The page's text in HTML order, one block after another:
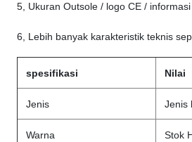
5, Ukuran Outsole / logo CE /
6, Lebih banyak karakteristik teknis
spesifikasi Nilai
Jenis Jenis
Warna Stok